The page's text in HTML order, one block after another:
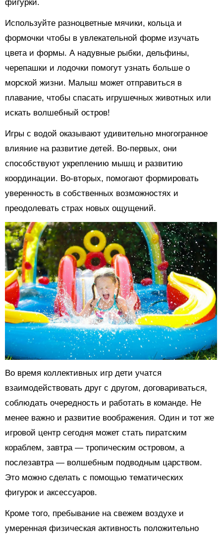
фигурки.
Используйте разноцветные мячики, кольца и
формочки чтобы в увлекательной форме изучать
цвета и формы. А надувные рыбки, дельфины,
черепашки и лодочки помогут узнать больше о
морской жизни. Малыш может отправиться в
плавание, чтобы спасать игрушечных животных или
искать волшебный остров!
Игры с водой оказывают удивительно многогранное
влияние на развитие детей. Во-первых, они
способствуют укреплению мышц и развитию
координации. Во-вторых, помогают формировать
уверенность в собственных возможностях и
преодолевать страх новых ощущений.
Во время коллективных игр дети учатся
взаимодействовать друг с другом, договариваться,
соблюдать очередность и работать в команде. Не
менее важно и развитие воображения. Один и тот же
игровой центр сегодня может стать пиратским
кораблем, завтра — тропическим островом, а
послезавтра — волшебным подводным царством.
Это можно сделать с помощью тематических
фигурок и аксессуаров.
Кроме того, пребывание на свежем воздухе и
умеренная физическая активность положительно